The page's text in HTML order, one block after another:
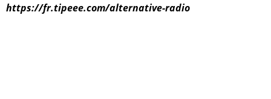
https://fr.tipeee.com/alternative-radio